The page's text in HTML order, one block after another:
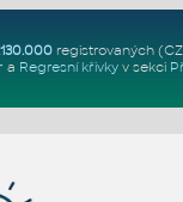
registrovaných
a Regresní křivkyv sekci